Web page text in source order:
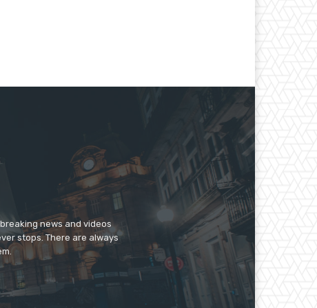
news and videos
stops. There are always